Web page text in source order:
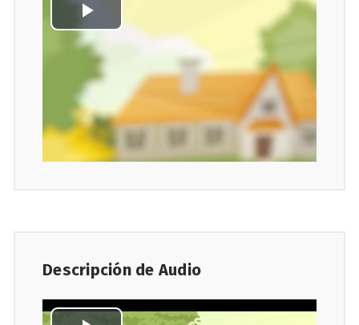
Descripción de Audio